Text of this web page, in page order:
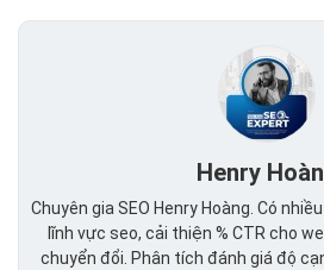
Henry
Chuyên gia SEO Henry Hoàng. Có
lĩnh vực seo, cải thiện % CTR cho
chuyển đổi. Phân tích đánh giá độ